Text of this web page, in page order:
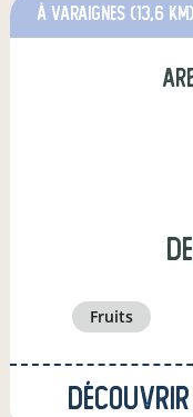
à Varaignes (13,6 km)
fruits
Découvrir